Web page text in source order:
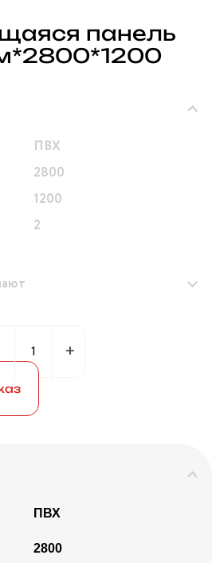
панель
ПВХ
2800
1200
2
(белый) 280мл ANDRE
ПВХ
2800